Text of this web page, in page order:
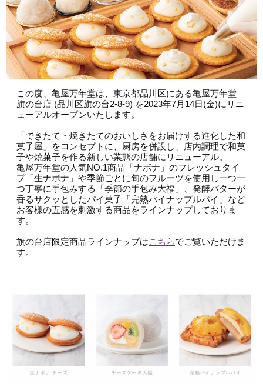
この度、亀屋万年堂は、東京都品川区にある亀屋万年堂
旗の台店 (品川区旗の台2-8-9) を2023年7月14日(金)にリニ
ューアルオープンいたします。
「できたて・焼きたてのおいしさをお届けする進化した和
菓子屋」をコンセプトに、厨房を併設し、店内調理で和菓
子や焼菓子を作る新しい業態の店舗にリニューアル。
亀屋万年堂の人気NO.1商品「ナボナ」のフレッシュタイ
プ「生ナボナ」や季節ごとに旬のフルーツを使用し一つ一
つ丁寧に手包みする「季節の手包み大福」、発酵バターが
香るサクッとしたパイ菓子「完熟パイナップルパイ」など
お客様の五感を刺激する商品をラインナップしておりま
す。
旗の台店限定商品ラインナップはこちらでご覧いただけま
す。